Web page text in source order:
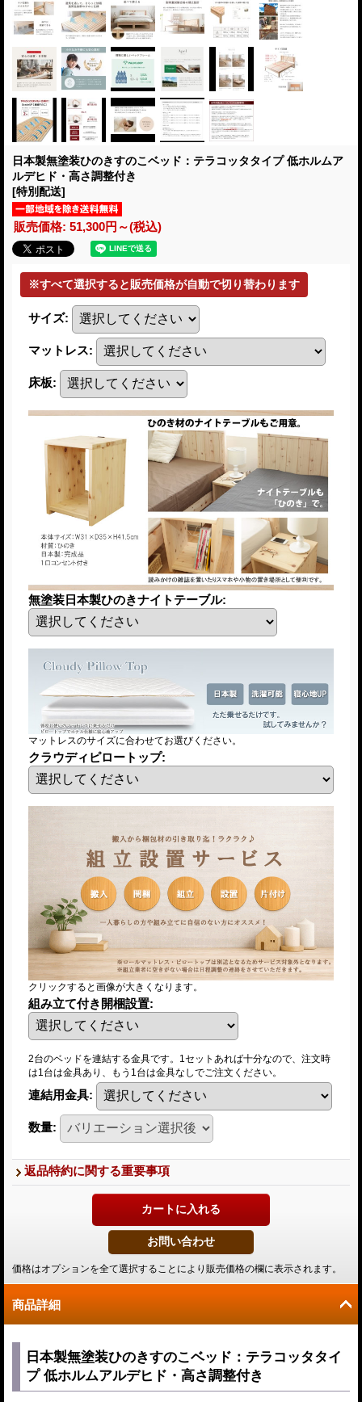
日本製無塗装ひのきすのこベッド：テラコッタタイプ 低ホルムア
ルデヒド・高さ調整付き
[特別配送]
販売価格: 51,300円～(税込)
サイズ:
マットレス:
床板:
無塗装日本製ひのきナイトテーブル:
マットレスのサイズに合わせてお選びください。
クラウディピロートップ:
クリックすると画像が大きくなります。
組み立て付き開梱設置:
2台のベッドを連結する金具です。1セットあれば十分なので、注文時
は1台は金具あり、もう1台は金具なしでご注文ください。
連結用金具:
数量:
返品特約に関する重要事項
価格はオプションを全て選択することにより販売価格の欄に表示されます。
商品詳細
日本製無塗装ひのきすのこベッド：テラコッタタイ
プ 低ホルムアルデヒド・高さ調整付き